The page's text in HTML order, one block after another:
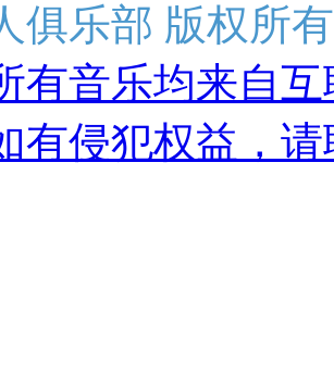
俱乐部 版权所有
有音乐均来自
有侵犯权益，